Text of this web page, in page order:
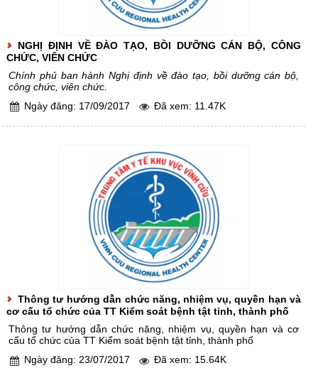
NGHỊ ĐỊNH VỀ ĐÀO TẠO, BỒI DƯỠNG CÁN BỘ, CÔNG
CHỨC, VIÊN CHỨC
Chính phủ ban hành Nghị định về đào tạo, bồi dưỡng cán bộ,
công chức, viên chức.
Ngày đăng: 17/09/2017
Đã xem: 11.47K
Thông tư hướng dẫn chức năng, nhiệm vụ, quyền hạn và
cơ cấu tổ chức của TT Kiểm soát bệnh tật tỉnh, thành phố
Thông tư hướng dẫn chức năng, nhiệm vụ, quyền hạn và cơ
cấu tổ chức của TT Kiểm soát bệnh tật tỉnh, thành phố
Ngày đăng: 23/07/2017
Đã xem: 15.64K